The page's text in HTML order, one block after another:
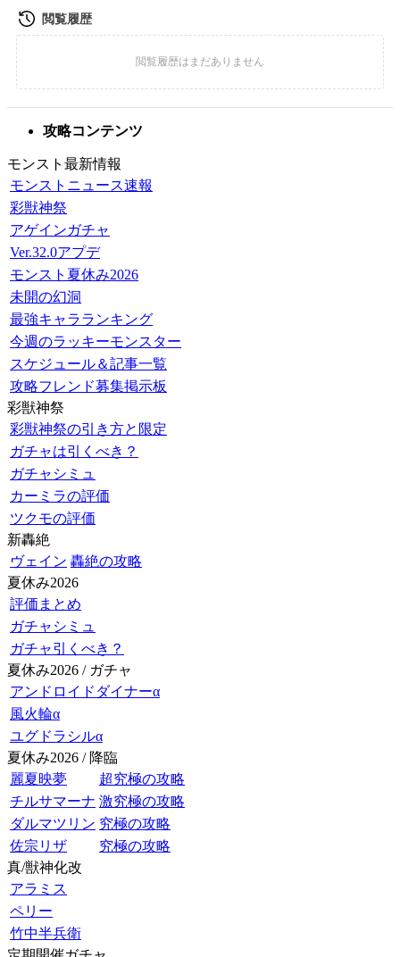
攻略コンテンツ
モンスト最新情報
モンストニュース速報
彩獣神祭
アゲインガチャ
Ver.32.0アプデ
モンスト夏休み2026
未開の幻洞
最強キャラランキング
今週のラッキーモンスター
スケジュール＆記事一覧
攻略フレンド募集掲示板
彩獣神祭
彩獣神祭の引き方と限定
ガチャは引くべき？
ガチャシミュ
カーミラの評価
ツクモの評価
新轟絶
ヴェイン 轟絶の攻略
夏休み2026
評価まとめ
ガチャシミュ
ガチャ引くべき？
夏休み2026 / ガチャ
アンドロイドダイナーα
風火輪α
ユグドラシルα
夏休み2026 / 降臨
麗夏映夢
超究極の攻略
チルサマーナ 激究極の攻略
ダルマツリン 究極の攻略
佐宗リザ
究極の攻略
真/獣神化改
アラミス
ペリー
竹中半兵衛